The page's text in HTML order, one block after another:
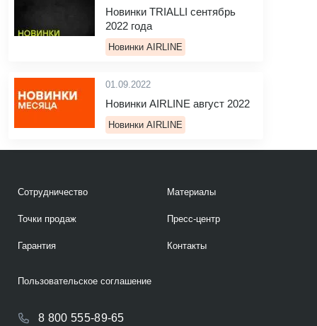
Новинки TRIALLI сентябрь
2022 года
Новинки AIRLINE
01.09.2022
Новинки AIRLINE август 2022
Новинки AIRLINE
Сотрудничество
Точки продаж
Гарантия
Материалы
Пресс-центр
Контакты
8 800 555-89-65
Пользовательское соглашение